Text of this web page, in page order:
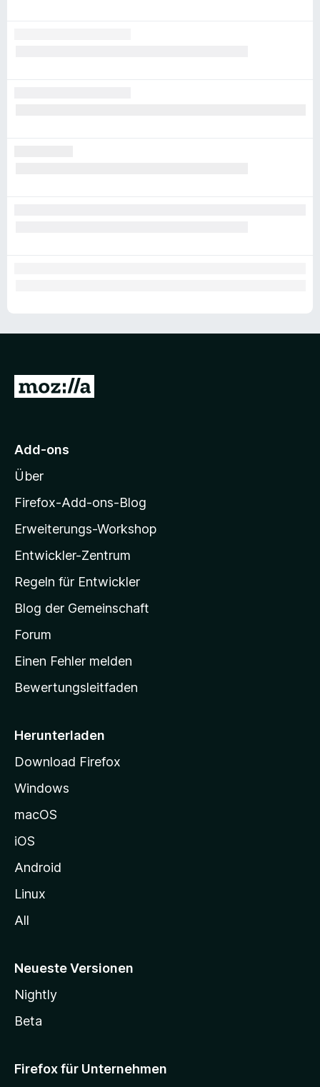
Z
M
z
i
l
a
-
t
a
r
s
i
e
g
e
n
Add-ons
Über
Firefox-Add-ons-Blog
Erweiterungs-Workshop
Entwickler-Zentrum
Regeln für Entwickler
Blog der Gemeinschaft
Forum
Einen Fehler melden
Bewertungsleitfaden
Herunterladen
Download Firefox
Windows
macOS
iOS
Android
Linux
All
Neueste Versionen
Nightly
Beta
Firefox für Unternehmen